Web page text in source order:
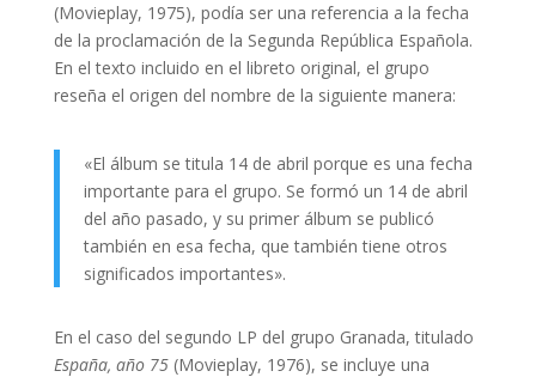
(Movieplay, 1975), podía ser una referencia a la fecha
de la proclamación de la Segunda República Española.
En el texto incluido en el libreto original, el grupo
reseña el origen del nombre de la siguiente manera:
«El álbum se titula 14 de abril porque es una fecha
importante para el grupo. Se formó un 14 de abril
del año pasado, y su primer álbum se publicó
también en esa fecha, que también tiene otros
significados importantes».
En el caso del segundo LP del grupo Granada, titulado
España, año 75(Movieplay, 1976), se incluye una